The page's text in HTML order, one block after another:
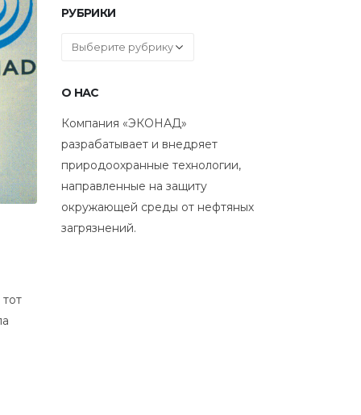
РУБРИКИ
Рубрики
О НАС
Компания «ЭКОНАД»
разрабатывает и внедряет
природоохранные технологии,
направленные на защиту
окружающей среды от нефтяных
загрязнений.